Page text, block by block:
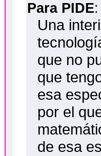
Para PIDE
Una
que no
que
esa
por el
de esa